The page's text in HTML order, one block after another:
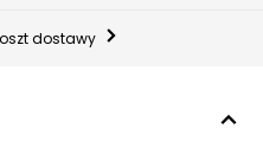
dostawy